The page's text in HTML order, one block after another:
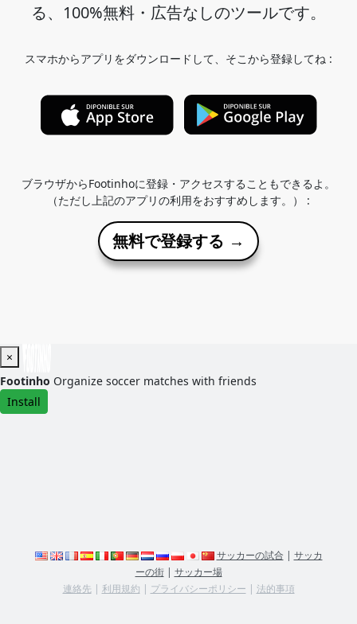
る、100%無料・広告なしのツールです。
スマホからアプリをダウンロードして、そこから登録してね :
ブラウザからFootinhoに登録・アクセスすることもできるよ。
（ただし上記のアプリの利用をおすすめします。） :
無料で登録する →
×
Footinho Organize soccer matches with friends
Install
サッカーの試合 | サッカ
ーの街| サッカー場
連絡先| 利用規約 | プライバシーポリシー | 法的事項